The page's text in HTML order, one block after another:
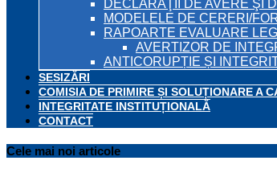
DECLARAŢII DE AVERE ŞI
MODELELE DE CERERI/
RAPOARTE EVALUARE
AVERTIZOR DE
ANTICORUPȚIE ȘI
SESIZĂRI
COMISIA DE PRIMIRE ȘI SOLUȚIONARE A
INTEGRITATE INSTITUȚIONALĂ
CONTACT
Cele mai noi articole